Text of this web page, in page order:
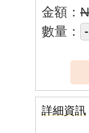
金額：
數量：
詳細資訊